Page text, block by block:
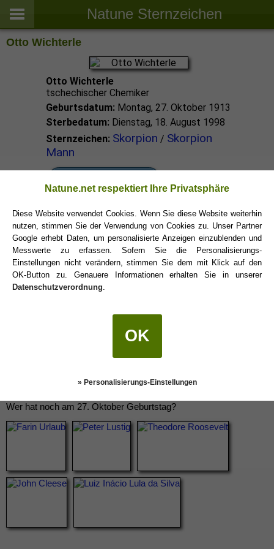
Natune Sternzeichen
Otto Wichterle
Otto Wichterle
tschechischer Chemiker
Geburtsdatum: Montag, 27. Oktober 1913
Sterbedatum: Dienstag, 18. August 1998
Sternzeichen: Skorpion / Skorpion
Mann
Skorpion Sternzeichen
Wer hat noch am 27. Oktober Geburtstag?
Natune.net respektiert Ihre Privatsphäre
Diese Website verwendet Cookies. Wenn Sie diese Website weiterhin
nutzen, stimmen Sie der Verwendung von Cookies zu. Unser Partner
Google erhebt Daten, um personalisierte Anzeigen einzublenden und
Messwerte zu erfassen. Sofern Sie die Personalisierungs-
Einstellungen nicht verändern, stimmen Sie dem mit Klick auf den
OK-Button zu. Genauere Informationen erhalten Sie in unserer
Datenschutzverordnung.
OK
» Personalisierungs-Einstellungen